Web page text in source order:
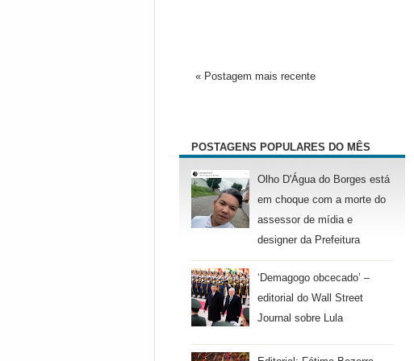
« Postagem mais recente
POSTAGENS POPULARES DO MÊS
Olho D'Água do Borges está
em choque com a morte do
assessor de mídia e
designer da Prefeitura
‘Demagogo obcecado’ –
editorial do Wall Street
Journal sobre Lula